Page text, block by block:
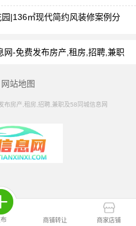
布 商铺转让 商家店铺
|136㎡现代简约风装修案例分
网-免费发布房产,租房,招聘,兼职
网站地图
房产,租房,招聘,兼职及58同城信息网